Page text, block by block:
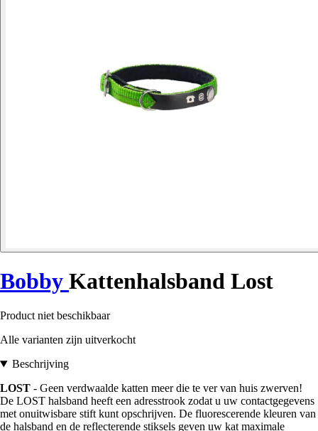
Bobby Kattenhalsband Lost
Product niet beschikbaar
Alle varianten zijn uitverkocht
Beschrijving
LOST - Geen verdwaalde katten meer die te ver van huis zwerven!
De LOST halsband heeft een adresstrook zodat u uw contactgegevens
met onuitwisbare stift kunt opschrijven. De fluorescerende kleuren van
de halsband en de reflecterende stiksels geven uw kat maximale